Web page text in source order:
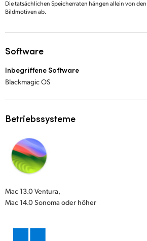
Die tatsächlichen Speicherraten hängen allein von
Bildmotiven ab.
Software
Inbegriffene Software
Blackmagic OS
Betriebssysteme
Mac 13.0 Ventura,
Mac 14.0 Sonoma oder höher